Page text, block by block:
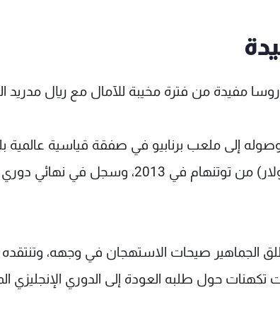
مفيدة من فترة مخيبة للآمال مع ريال مدريد
إلى ملعب برنابيو في صفقة قياسية عالمية
85.3 مليون جنيه إسترليني (122.67 مليون دولار) من توتنهام
الجماهير صيحات الاستهجان في وجهه، وتنتقده
تكهنات حول طلبه العودة إلى الدوري الإنجليزي